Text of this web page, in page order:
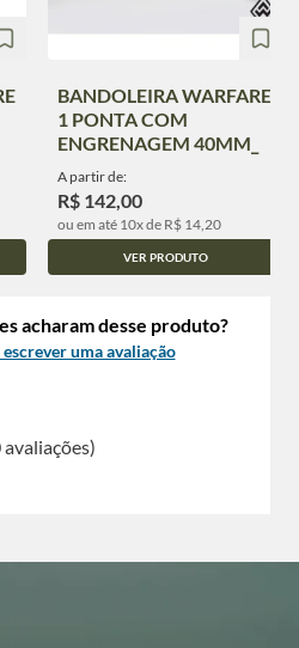
BANDOLEIRA WARFARE
1 PONTA COM
ENGRENAGEM 40MM_
A partir de:
R$ 142,00
ou em até 10x de R$ 14,20
VER PRODUTO
acharam desse produto?
uma avaliação
avaliações)